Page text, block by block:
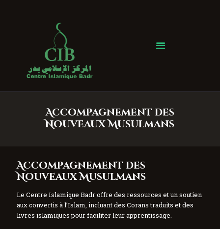
Accompagnement des
Nouveaux Musulmans
Centre Islamique Badr
Accueil
À propos
Services
Faire un don
Accompagnement des
Nouveaux Musulmans
Le Centre Islamique Badr offre des ressources et un soutien
aux convertis à l’Islam, incluant des Corans traduits et des
livres islamiques pour faciliter leur apprentissage.